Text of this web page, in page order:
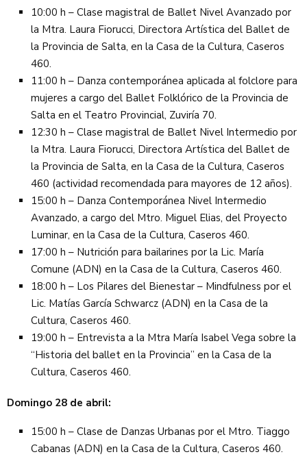
10:00 h – Clase magistral de Ballet Nivel Avanzado por
la Mtra. Laura Fiorucci, Directora Artística del Ballet de
la Provincia de Salta, en la Casa de la Cultura, Caseros
460.
11:00 h – Danza contemporánea aplicada al folclore para
mujeres a cargo del Ballet Folklórico de la Provincia de
Salta en el Teatro Provincial, Zuviría 70.
12:30 h – Clase magistral de Ballet Nivel Intermedio por
la Mtra. Laura Fiorucci, Directora Artística del Ballet de
la Provincia de Salta, en la Casa de la Cultura, Caseros
460 (actividad recomendada para mayores de 12 años).
15:00 h – Danza Contemporánea Nivel Intermedio
Avanzado, a cargo del Mtro. Miguel Elias, del Proyecto
Luminar, en la Casa de la Cultura, Caseros 460.
17:00 h – Nutrición para bailarines por la Lic. María
Comune (ADN) en la Casa de la Cultura, Caseros 460.
18:00 h – Los Pilares del Bienestar – Mindfulness por el
Lic. Matías García Schwarcz (ADN) en la Casa de la
Cultura, Caseros 460.
19:00 h – Entrevista a la Mtra María Isabel Vega sobre la
“Historia del ballet en la Provincia” en la Casa de la
Cultura, Caseros 460.
Domingo 28 de abril:
15:00 h – Clase de Danzas Urbanas por el Mtro. Tiaggo
Cabanas (ADN) en la Casa de la Cultura, Caseros 460.